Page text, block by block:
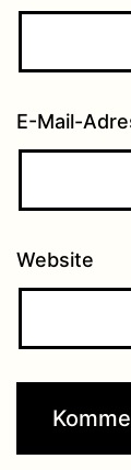
E-Mail-
Website